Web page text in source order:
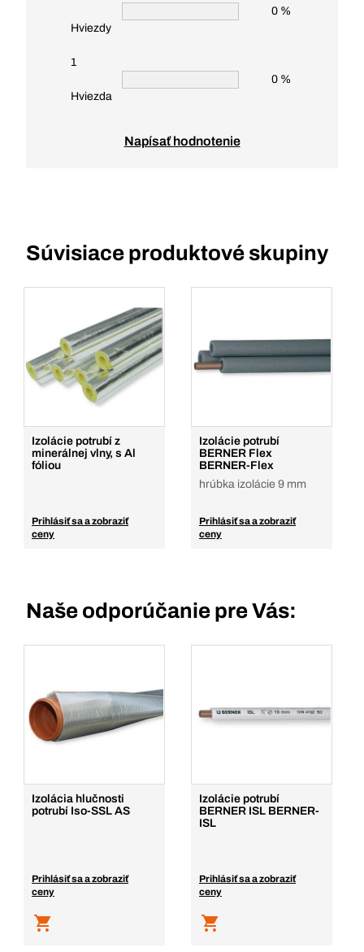
Hviezdy
0 %
1
Hviezda
0 %
Napísať hodnotenie
Súvisiace produktové skupiny
Izolácie potrubí z
minerálnej vlny, s Al
fóliou
Prihlásiť sa a zobraziť
ceny
Izolácie potrubí
BERNER Flex
BERNER-Flex
hrúbka izolácie 9 mm
Prihlásiť sa a zobraziť
ceny
Naše odporúčanie pre Vás:
Izolácia hlučnosti
potrubí Iso-SSL AS
Prihlásiť sa a zobraziť
ceny
Izolácie potrubí
BERNER ISL BERNER-
ISL
Prihlásiť sa a zobraziť
ceny